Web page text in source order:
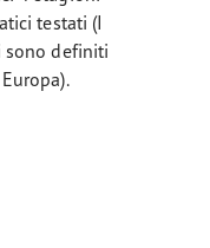
testati (I
sono definiti